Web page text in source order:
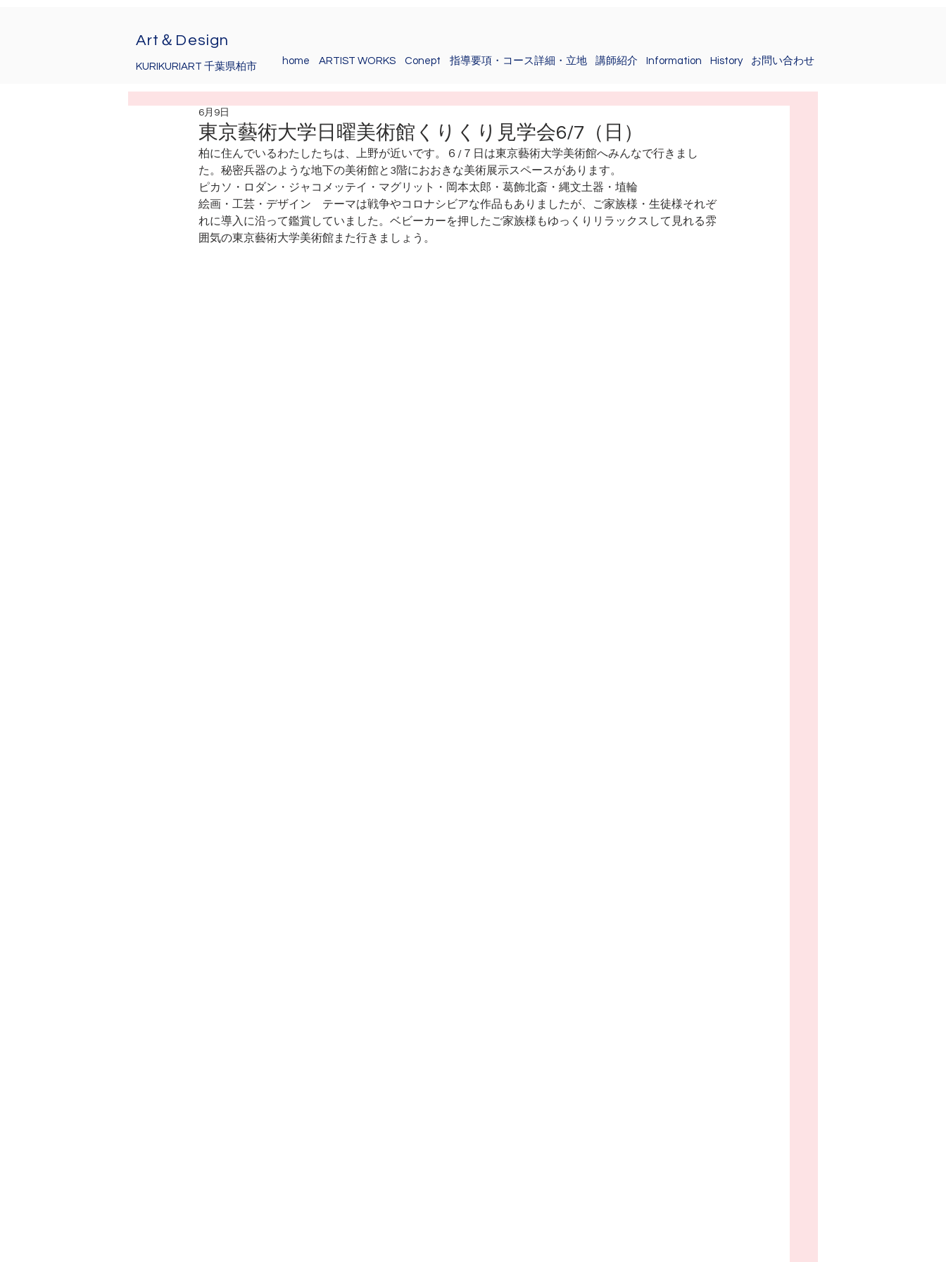
Art＆Design
KURIKURIART 千葉県柏市
home ARTIST WORKS Conept 指導要項・コース詳細・立地 講師紹介 Information History お問い合わせ
東京藝術大学日曜美術館くりくり見学会6/7（日）
6月9日
柏に住んでいるわたしたちは、上野が近いです。６/７日は東京藝術大学美術館へみんなで行きまし
た。秘密兵器のような地下の美術館と3階におおきな美術展示スペースがあります。
ピカソ・ロダン・ジャコメッテイ・マグリット・岡本太郎・葛飾北斎・縄文土器・埴輪
絵画・工芸・デザイン　テーマは戦争やコロナシビアな作品もありましたが、ご家族様・生徒様それぞ
れに導入に沿って鑑賞していました。ベビーカーを押したご家族様もゆっくりリラックスして見れる雰
囲気の東京藝術大学美術館また行きましょう。